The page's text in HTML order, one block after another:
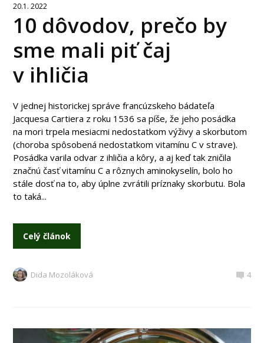
20.1. 2022
10 dôvodov, prečo by
sme mali piť čaj
v ihličia
V jednej historickej správe francúzskeho bádateľa
Jacquesa Cartiera z roku 1536 sa píše, že jeho posádka
na mori trpela mesiacmi nedostatkom výživy a skorbutom
(choroba spôsobená nedostatkom vitamínu C v strave).
Posádka varila odvar z ihličia a kôry, a aj keď tak zničila
značnú časť vitamínu C a rôznych aminokyselín, bolo ho
stále dosť na to, aby úplne zvrátili príznaky skorbutu. Bola
to taká...
Celý článok
Dida Mozoláková 4